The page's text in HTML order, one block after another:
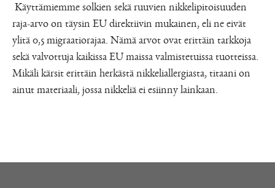
Käyttämiemme solkien sekä ruuvien nikkelipitoisuuden
raja-arvo on täysin EU direktiivin mukainen, eli ne eivät
ylitä 0,5 migraatiorajaa. Nämä arvot ovat erittäin tarkkoja
sekä valvottuja kaikissa EU maissa valmistetuissa tuotteissa.
Mikäli kärsit erittäin herkästä nikkeliallergiasta, titaani on
ainut materiaali, jossa nikkeliä ei esiinny lainkaan.